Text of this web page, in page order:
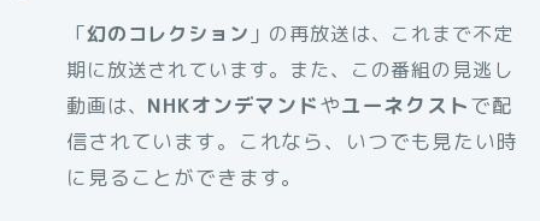
「幻のコレクション 」の再放送は、これまで不定
期に放送されています。また、この番組の見逃し
動画は、 NHKオンデマンドやユーネクストで配
信されています。これなら、いつでも見たい時
に見ることができます。